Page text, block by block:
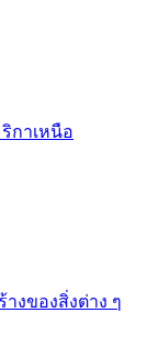
กาเหนือ
างของสิ่งต่าง ๆ